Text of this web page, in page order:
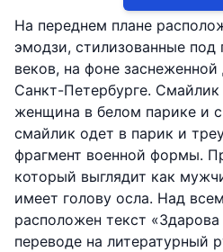
На переднем плане
эмодзи, стилизованные под
веков, на фоне
Санкт-Петербурге. Смайлик
женщина в белом парике и
смайлик одет в парик и
фрагмент военной формы.
который выглядит как
имеет голову осла. Над
расположен текст
переводе на литературный